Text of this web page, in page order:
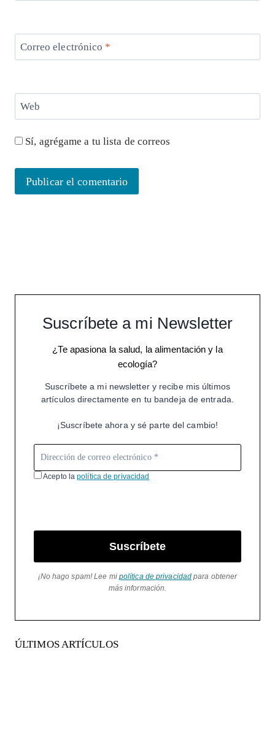
Correo electrónico *
Web
Sí, agrégame a tu lista de correos
Suscríbete a mi Newsletter
¿Te apasiona la salud, la alimentación y la
ecología?
Suscríbete a mi newsletter y recibe mis últimos
artículos directamente en tu bandeja de entrada.
¡Suscríbete ahora y sé parte del cambio!
Acepto lapolítica de privacidad
Suscríbete
¡No hago spam! Lee mi política de privacidad para obtener
más información.
ÚLTIMOS ARTÍCULOS